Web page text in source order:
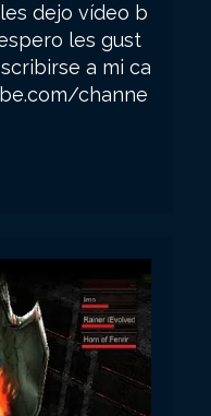
dejo vídeo b
les gust
a mi ca
channe